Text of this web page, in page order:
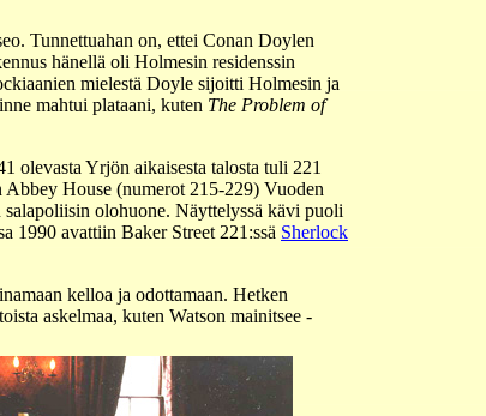
Tunnettuahan on, ettei Conan Doylen
hänellä oli Holmesin residenssin
mielestä Doyle sijoitti Holmesin ja
mahtui plataani, kuten The Problem of
olevasta Yrjön aikaisesta talosta tuli 221
House (numerot 215-229) Vuoden
olohuone. Näyttelyssä kävi puoli
1990 avattiin Baker Street 221:ssä Sherlock
kelloa ja odottamaan. Hetken
askelmaa, kuten Watson mainitsee -